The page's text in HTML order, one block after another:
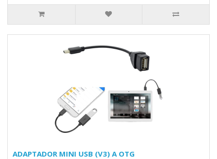
ADAPTADOR MINI USB (V3) A OTG